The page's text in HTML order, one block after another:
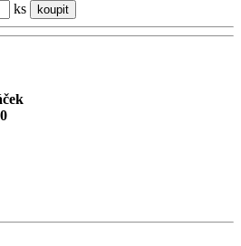
ks
koupit